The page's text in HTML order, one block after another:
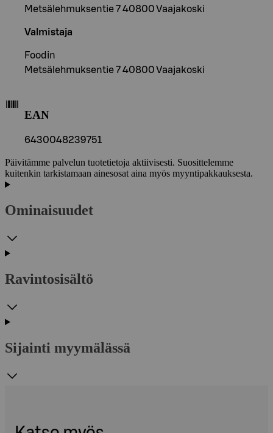
Metsälehmuksentie 7 40800 Vaajakoski
Valmistaja
Foodin
Metsälehmuksentie 7 40800 Vaajakoski
EAN
6430048239751
Päivitämme palvelun tuotetietoja aktiivisesti. Suosittelemme
kuitenkin tarkistamaan ainesosat aina myös myyntipakkauksesta.
Ominaisuudet
Ravintosisältö
Sijainti myymälässä